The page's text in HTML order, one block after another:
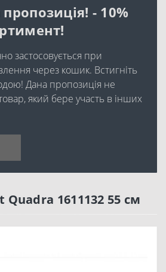
- 10%
застосовується при
через кошик. Встигніть
Дана пропозиція не
який бере участь в інших
1611132 55 см